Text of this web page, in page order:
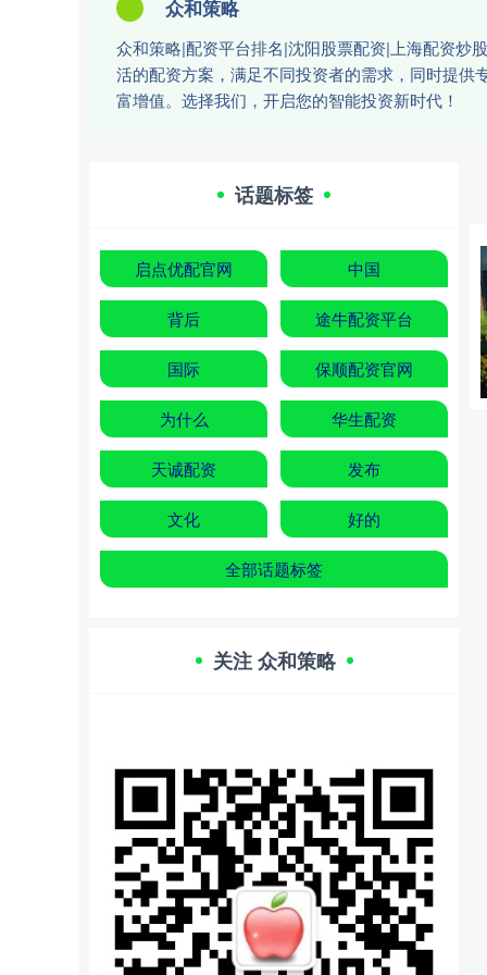
众和策略
众和策略|配资平台排名|沈阳股票配资|上海配资炒
活的配资方案，满足不同投资者的需求，同时提
富增值。选择我们，开启您的智能投资新时代！
话题标签
启点优配官网 中国
背后 途牛配资平台
国际 保顺配资官网
为什么 华生配资
天诚配资 发布
文化 好的
全部话题标签
关注 众和策略